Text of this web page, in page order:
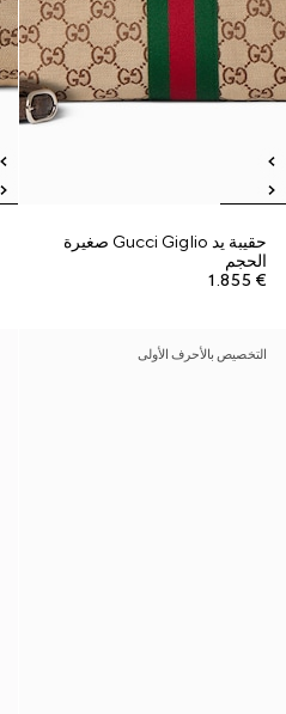
حقيبة يد Gucci Giglio صغيرة
الحجم
€ 1.855
التخصيص بالأحرف الأولى